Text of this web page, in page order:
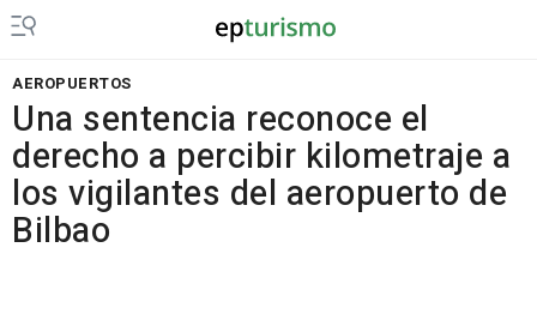
AEROPUERTOS
Una sentencia reconoce el
derecho a percibir kilometraje a
los vigilantes del aeropuerto de
Bilbao